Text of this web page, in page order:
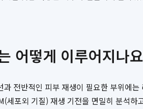
어떻게 이루어지나
전반적인 피부 재생이 필요한 부위에
포외 기질) 재생 기전을 면밀히 분석